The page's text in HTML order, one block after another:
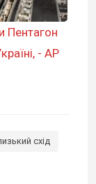
Пентагон
- AP
схід